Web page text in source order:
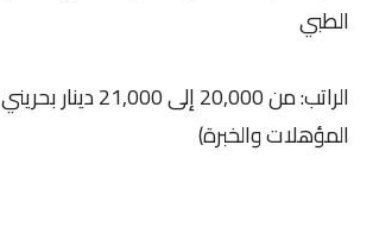
الطبي
الراتب: من 20,000 إلى
المؤهلات والخبرة)